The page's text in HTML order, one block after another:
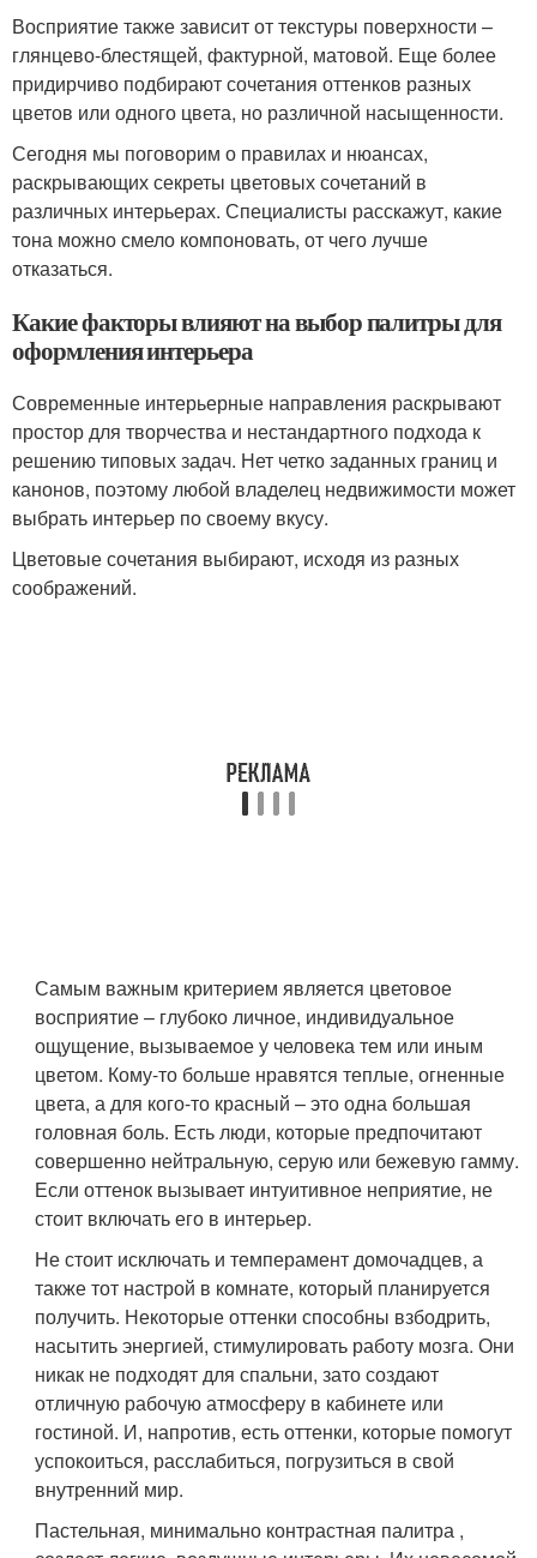
Восприятие также зависит от текстуры поверхности –
глянцево-блестящей, фактурной, матовой. Еще более
придирчиво подбирают сочетания оттенков разных
цветов или одного цвета, но различной насыщенности.
Сегодня мы поговорим о правилах и нюансах,
раскрывающих секреты цветовых сочетаний в
различных интерьерах. Специалисты расскажут, какие
тона можно смело компоновать, от чего лучше
отказаться.
Какие факторы влияют на выбор палитры для
оформления интерьера
Современные интерьерные направления раскрывают
простор для творчества и нестандартного подхода к
решению типовых задач. Нет четко заданных границ и
канонов, поэтому любой владелец недвижимости может
выбрать интерьер по своему вкусу.
Цветовые сочетания выбирают, исходя из разных
соображений.
Самым важным критерием является цветовое
восприятие – глубоко личное, индивидуальное
ощущение, вызываемое у человека тем или иным
цветом. Кому-то больше нравятся теплые, огненные
цвета, а для кого-то красный – это одна большая
головная боль. Есть люди, которые предпочитают
совершенно нейтральную, серую или бежевую гамму.
Если оттенок вызывает интуитивное неприятие, не
стоит включать его в интерьер.
Не стоит исключать и темперамент домочадцев, а
также тот настрой в комнате, который планируется
получить. Некоторые оттенки способны взбодрить,
насытить энергией, стимулировать работу мозга. Они
никак не подходят для спальни, зато создают
отличную рабочую атмосферу в кабинете или
гостиной. И, напротив, есть оттенки, которые помогут
успокоиться, расслабиться, погрузиться в свой
внутренний мир.
Пастельная, минимально контрастная палитра ,